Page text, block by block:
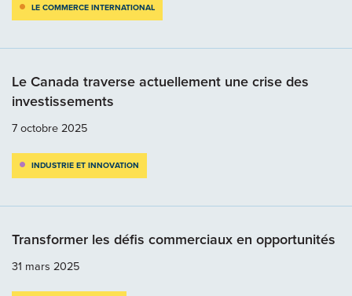
LE COMMERCE INTERNATIONAL
Le Canada traverse actuellement une crise des
investissements
7 octobre 2025
INDUSTRIE ET INNOVATION
Transformer les défis commerciaux en opportunités
31 mars 2025